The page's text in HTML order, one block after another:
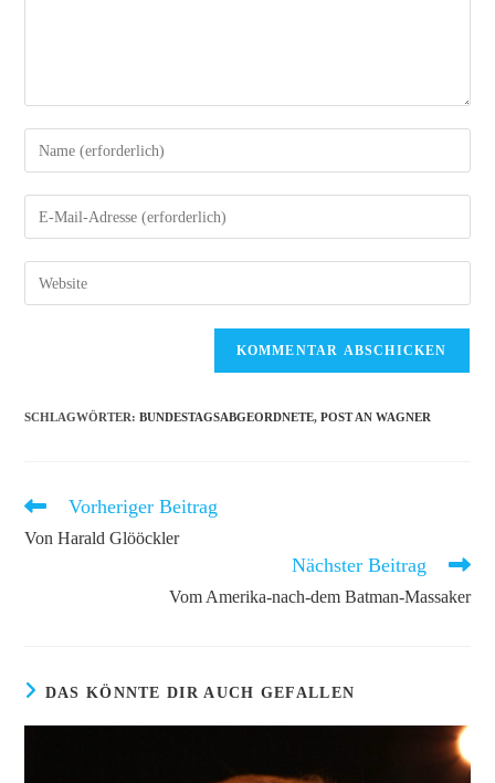
Gib
deinen
Namen
oder
zum
Kommentieren
Gib
deine
E-
Mail-
Gib
deine
(optional)
SCHLAGWÖRTER:BUNDESTAGSABGEORDNETE, POST AN WAGNER
Weitere
ansehen
Vorheriger Beitrag
Von Harald Glööckler
Nächster Beitrag
Vom Amerika-nach-dem Batman-Massaker
DAS KÖNNTE DIR AUCH GEFALLEN